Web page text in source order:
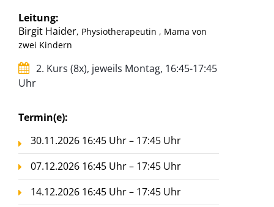
Leitung:
Birgit Haider, Physiotherapeutin , Mama von
zwei Kindern
2. Kurs (8x), jeweils Montag, 16:45-17:45
Uhr
Termin(e):
30.11.2026 16:45 Uhr – 17:45 Uhr
07.12.2026 16:45 Uhr – 17:45 Uhr
14.12.2026 16:45 Uhr – 17:45 Uhr